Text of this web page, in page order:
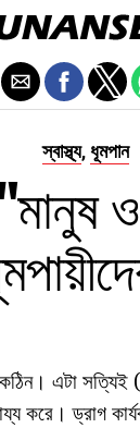
স্বাস্থ্য, ধূমপান
কঠিন। এটা
ড্রাগ